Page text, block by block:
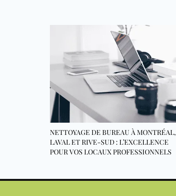
NETTOYAGE DE BUREAU À MONTRÉAL,
LAVAL ET RIVE-SUD : L’EXCELLENCE
POUR VOS LOCAUX PROFESSIONNELS